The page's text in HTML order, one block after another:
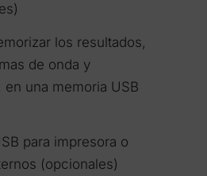
los resultados,
de onda y
en una memoria USB
para impresora o
(opcionales)